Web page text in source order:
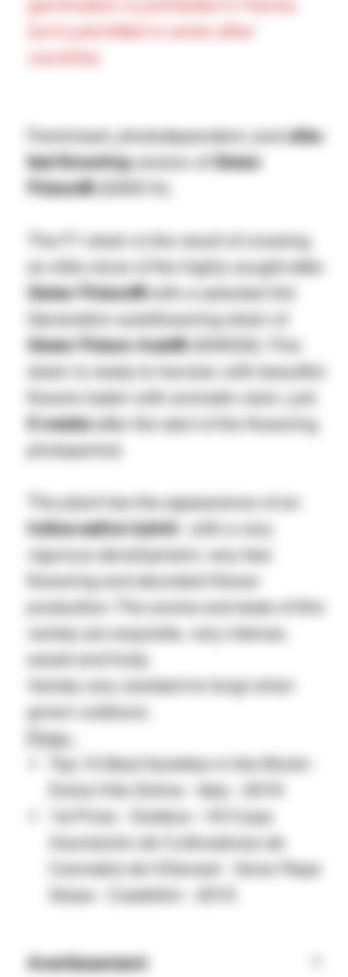
germination is prohibited in France,
but is permitted in some other
countries.
Feminized, photodependent, andultra-
fast floweringversion of
Green
Poison®(SWS14).
The F1 strain is the result of crossing
an elite clone of the highly sought-after
Green Poison®with a selected 3rd
Generation autoflowering strain of
Green Poison Auto®(SWS30). This
strain is ready to harvest, with beautiful
flowers laden with aromatic resin, just
6 weeksafter the start of the flowering
photoperiod.
The plant has the appearance of an
indica-sativa hybrid , with a very
vigorous development, very fast
flowering and abundant flower
production. The aroma and taste of this
variety are exquisite, very intense,
sweet and fruity.
Variety very resistant to fungi when
grown outdoors.
Price :
Top 15 Best Varieties in the World -
Dolce Vita Online - Italy - 2019
1st Prize - Outdoor - VII Copa
Asociación de Cultivadores de
Cannabis de Villarreal - Grow Pepe
Grass - Castellón - 2015
Avertissement